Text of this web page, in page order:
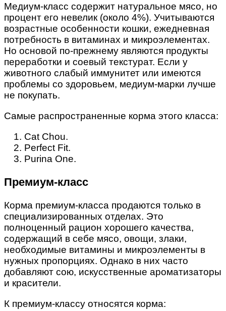
Медиум-класс содержит натуральное мясо, но
процент его невелик (около 4%). Учитываются
возрастные особенности кошки, ежедневная
потребность в витаминах и микроэлементах.
Но основой по-прежнему являются продукты
переработки и соевый текстурат. Если у
животного слабый иммунитет или имеются
проблемы со здоровьем, медиум-марки лучше
не покупать.
Самые распространенные корма этого класса:
Cat Chou.
Perfect Fit.
Purina One.
Премиум-класс
Корма премиум-класса продаются только в
специализированных отделах. Это
полноценный рацион хорошего качества,
содержащий в себе мясо, овощи, злаки,
необходимые витамины и микроэлементы в
нужных пропорциях. Однако в них часто
добавляют сою, искусственные ароматизаторы
и красители.
К премиум-классу относятся корма: